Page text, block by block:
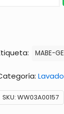
ACC.
MABE-GE
SKU: WW03A00157